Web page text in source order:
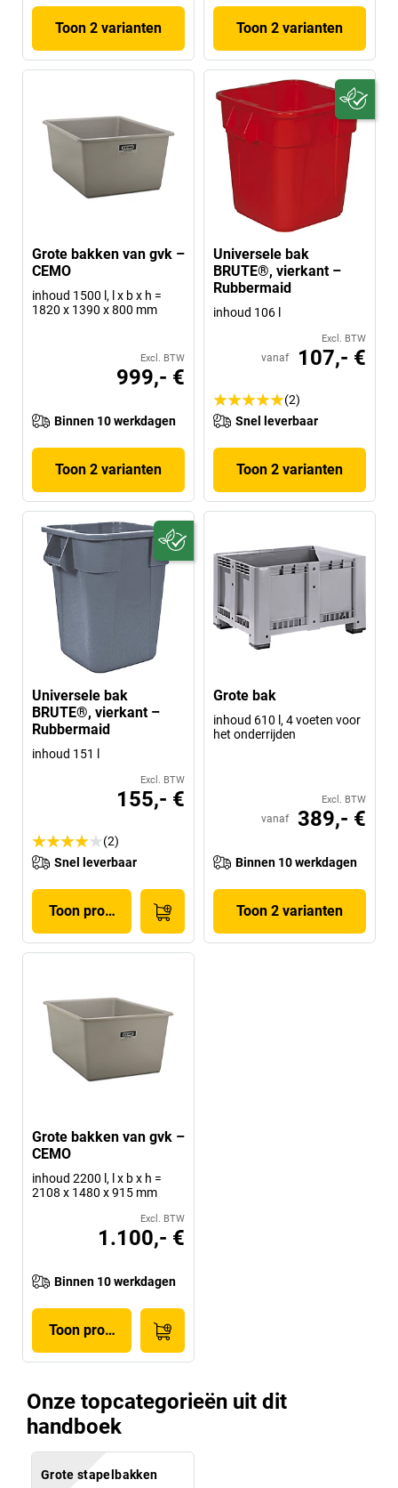
Toon 2 varianten Toon 2 varianten
Grote bakken van gvk –
CEMO
inhoud 1500 l, l x b x h =
1820 x 1390 x 800 mm
Excl. BTW
999,- €
Binnen 10 werkdagen
Toon 2 varianten
Universele bak
BRUTE®, vierkant –
Rubbermaid
inhoud 106 l
Excl. BTW
vanaf 107,- €
(2)
Snel leverbaar
Toon 2 varianten
Universele bak
BRUTE®, vierkant –
Rubbermaid
inhoud 151 l
Excl. BTW
155,- €
(2)
Snel leverbaar
Toon product
Grote bak
inhoud 610 l, 4 voeten voor
het onderrijden
Excl. BTW
vanaf 389,- €
Binnen 10 werkdagen
Toon 2 varianten
Grote bakken van gvk –
CEMO
inhoud 2200 l, l x b x h =
2108 x 1480 x 915 mm
Excl. BTW
1.100,- €
Binnen 10 werkdagen
Toon product
Onze topcategorieën uit dit
handboek
Grote stapelbakken